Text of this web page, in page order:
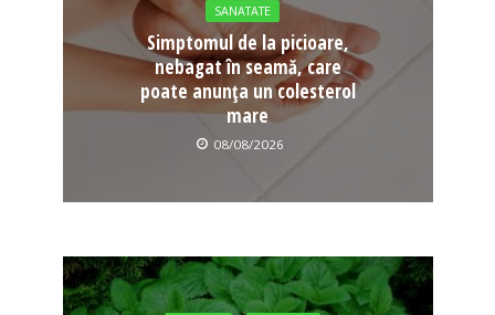
SANATATE
Simptomul de la picioare,
nebagat în seamă, care
poate anunța un colesterol
mare
08/08/2026